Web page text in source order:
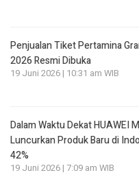
Penjualan Tiket Pertamina
2026 Resmi Dibuka
19 Juni 2026 | 10:31 am WIB
Dalam Waktu Dekat HUAWEI
Luncurkan Produk Baru di
42%
19 Juni 2026 | 7:09 am WIB